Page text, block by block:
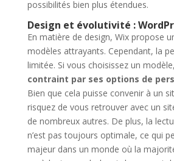
possibilités bien plus étendues.
Design et évolutivité :
En matière de design, Wix propose
modèles attrayants. Cependant, la
limitée. Si vous choisissez un modèle,
contraint par ses options de
Bien que cela puisse convenir à un
risquez de vous retrouver avec un
de nombreux autres. De plus, la
n’est pas toujours optimale, ce qui
majeur dans un monde où la